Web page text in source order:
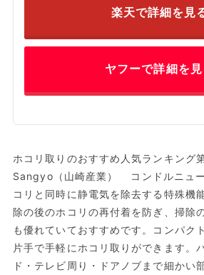
楽天で詳細を見
ヤフーで詳細を見
ホコリ取りのおすすめ人気ランキン
Sangyo（山崎産業） コンドルニュ
コリと同時に静電気を除去する特殊機
除の後のホコリの再付着を防ぎ、掃除
も優れていておすすめです。コンパク
片手で手軽にホコリ取りができます。
ド・テレビ周り・ドアノブまで細かい